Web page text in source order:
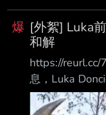
雙方有同居行
有婚姻關係伴
D77在NBA簽
扶養費高多了
一年幾十萬鎂
概2.4億鎂、
爆 [外絮] Luka
和解
https://
息，Luka
曾表示，希望
彼此的爭議……